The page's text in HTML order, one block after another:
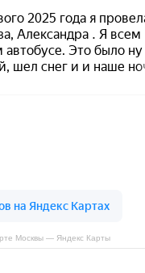
Москвы — Яндекс Карты